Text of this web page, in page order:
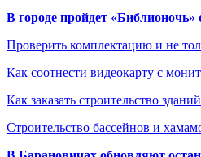
В городе пройдет «Библионочь»
Проверить комплектацию и не
Как соотнести видеокарту с
Как заказать строительство
Строительство бассейнов и